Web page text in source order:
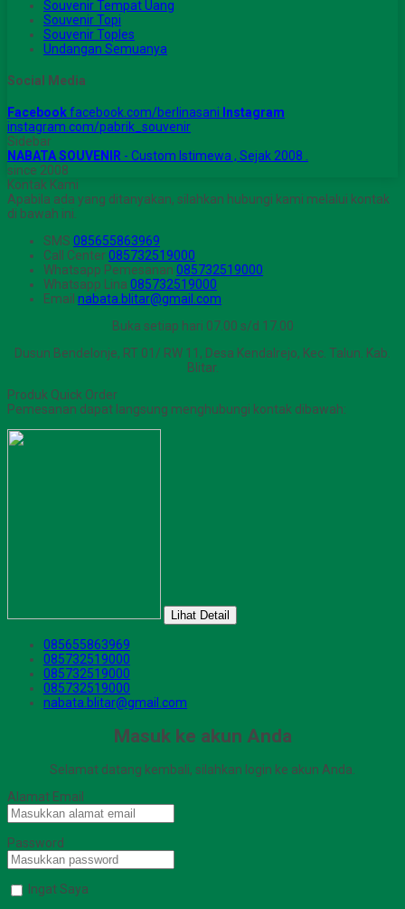
Souvenir Tempat Uang
Souvenir Topi
Souvenir Toples
Undangan Semuanya
Social Media
Facebookfacebook.com/berlinasani Instagram
instagram.com/pabrik_souvenir
Sidebar
NABATA SOUVENIR - Custom Istimewa , Sejak 2008 .
since 2008
Kontak Kami
Apabila ada yang ditanyakan, silahkan hubungi kami melalui kontak
di bawah ini.
SMS 085655863969
Call Center085732519000
Whatsapp Pemesanan 085732519000
Whatsapp Lina 085732519000
Email nabata.blitar@gmail.com
Buka setiap hari 07.00 s/d 17.00
Dusun Bendelonje, RT 01/ RW 11, Desa Kendalrejo, Kec. Talun. Kab.
Blitar.
Produk Quick Order
Pemesanan dapat langsung menghubungi kontak dibawah:
Lihat Detail
085655863969
085732519000
085732519000
085732519000
nabata.blitar@gmail.com
Masuk ke akun Anda
Selamat datang kembali, silahkan login ke akun Anda.
Alamat Email
Password
Ingat Saya